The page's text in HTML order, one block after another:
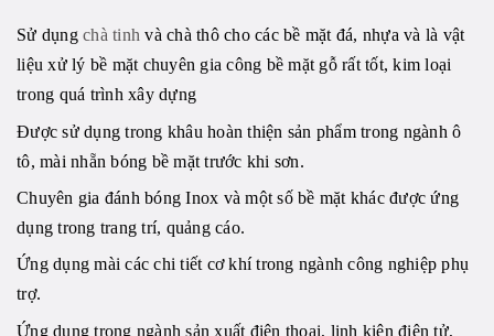
Sử dụng chà tinh và chà thô cho các bề mặt đá, nhựa và là vật
liệu xử lý bề mặt chuyên gia công bề mặt gỗ rất tốt, kim loại
trong quá trình xây dựng
Được sử dụng trong khâu hoàn thiện sản phẩm trong ngành ô
tô, mài nhẵn bóng bề mặt trước khi sơn.
Chuyên gia đánh bóng Inox và một số bề mặt khác được ứng
dụng trong trang trí, quảng cáo.
Ứng dụng mài các chi tiết cơ khí trong ngành công nghiệp phụ
trợ.
Ứng dụng trong ngành sản xuất điện thoại, linh kiện điện tử,